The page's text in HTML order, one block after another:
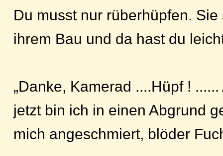
Du musst nur rüberhüpfen.
ihrem Bau und da hast du
„Danke, Kamerad ....Hüpf !
jetzt bin ich in einen Abgrund
mich angeschmiert, blöder